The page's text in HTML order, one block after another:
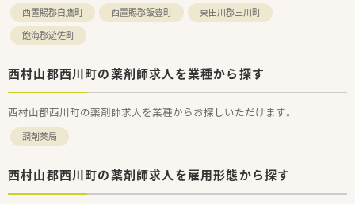
西置賜郡白鷹町
西置賜郡飯豊町
東田川郡三川町
飽海郡遊佐町
西村山郡西川町の薬剤師求人を業種から探す
西村山郡西川町の薬剤師求人を業種からお探しいただけます。
調剤薬局
西村山郡西川町の薬剤師求人を雇用形態から探す